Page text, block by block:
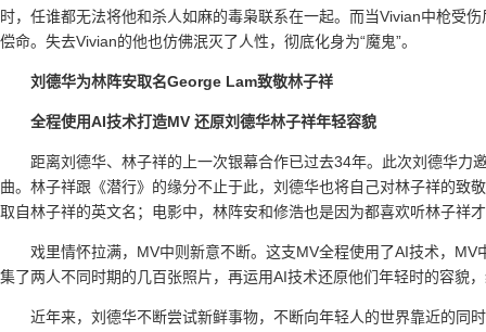
时，任谁都无法将他和杀人如麻的毒枭联系在一起。而当Vivian中枪受
偿命。失去Vivian的他也仿佛泯灭了人性，彻底化身为“魔鬼”。
刘德华为林阵安取名George Lam致敬林子祥
全程使用AI技术打造MV 还原刘德华林子祥年轻容貌
距离刘德华、林子祥的上一次银幕合作已过去34年。此次刘德华力
曲。林子祥跟《潜行》的缘分不止于此，刘德华也将自己对林子祥的致
取自林子祥的英文名；电影中，林阵安和修浩也是因为都喜欢听林子祥
戏里情怀拉满，MV中则新意不断。这支MV全程使用了AI技术，
集了两人不同时期的几百张照片，再运用AI技术还原他们年轻时的容貌
近年来，刘德华不断尝试新鲜事物，不断向年轻人的世界靠近的同